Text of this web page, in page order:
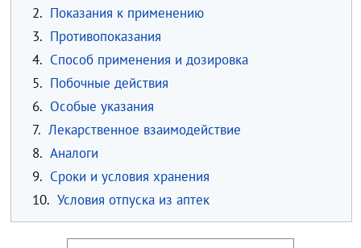
2. Показания к применению
3. Противопоказания
4. Способ применения и дозировка
5. Побочные действия
6. Особые указания
7. Лекарственное взаимодействие
8. Аналоги
9. Сроки и условия хранения
10. Условия отпуска из аптек